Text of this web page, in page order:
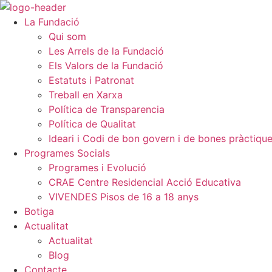
Vés
contingut
La Fundació
Qui som
Les Arrels de la Fundació
Els Valors de la Fundació
Estatuts i Patronat
Treball en Xarxa
Política de Transparencia
Política de Qualitat
Ideari i Codi de bon govern i de bones
Programes Socials
Programes i Evolució
CRAE Centre Residencial Acció Educativa
VIVENDES Pisos de 16 a 18 anys
Botiga
Actualitat
Actualitat
Blog
Contacte